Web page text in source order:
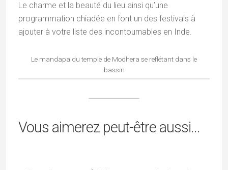
Le charme et la beauté du lieu ainsi qu’une
programmation chiadée en font un des festivals à
ajouter à votre liste des incontournables en Inde.
Le mandapa du temple de Modhera se reflétant dans le
bassin
Vous aimerez peut-être aussi...
Méconnue
Voyage
L'opéra Folk